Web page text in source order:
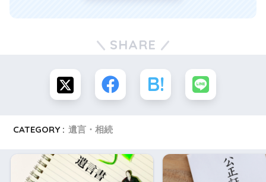
SHARE
CATEGORY : 遺言・相続